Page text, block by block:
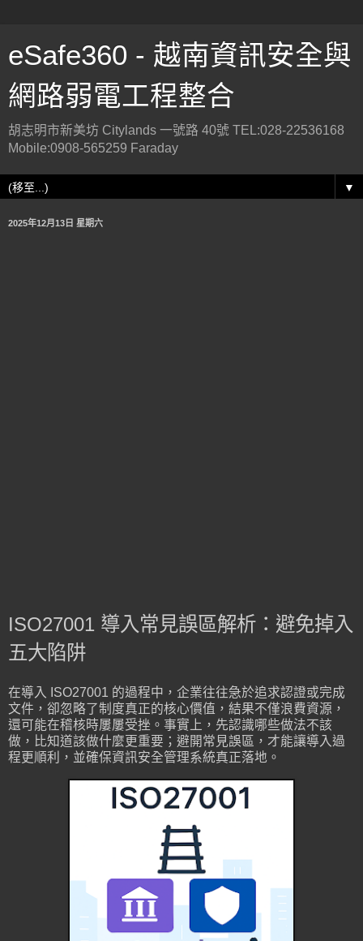
eSafe360 - 越南資訊安全與
網路弱電工程整合
胡志明市新美坊 Citylands 一號路 40號 TEL:028-22536168
Mobile:0908-565259 Faraday
▼
2025年12月13日 星期六
ISO27001 導入常見誤區解析：避免掉入
五大陷阱
在導入 ISO27001 的過程中，企業往往急於追求認證或完成
文件，卻忽略了制度真正的核心價值，結果不僅浪費資源，
還可能在稽核時屢屢受挫。事實上，先認識哪些做法不該
做，比知道該做什麼更重要；避開常見誤區，才能讓導入過
程更順利，並確保資訊安全管理系統真正落地。